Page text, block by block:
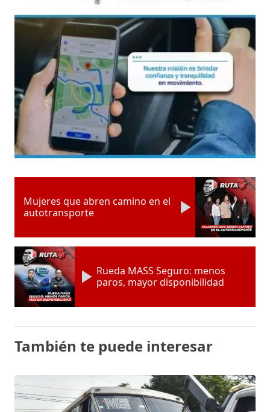
Mujeres que abren camino en el
autotransporte
Rueda MASS Seguro: menos
paros, mayor disponibilidad
También te puede interesar